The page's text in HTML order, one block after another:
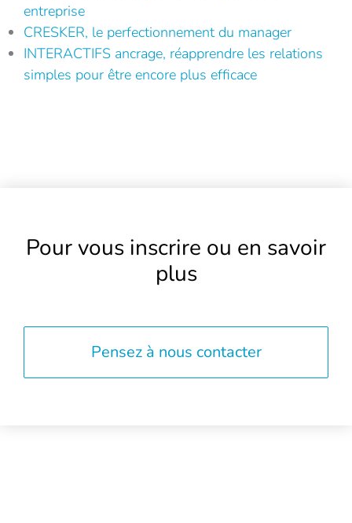
entreprise
CRESKER, le perfectionnement du manager
INTERACTIFS ancrage, réapprendre les relations
simples pour être encore plus efficace
Pour vous inscrire ou en savoir
plus
Pensez à nous contacter